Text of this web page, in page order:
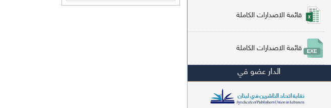
فقه مالكي (112)
تفسير قرآن (106)
علم كلام (96)
أخلاق وتصوف (91)
سير وتراجم (90)
قائمة الاصدارات الكاملة
قائمة الاصدارات الكاملة
الدار عضو في